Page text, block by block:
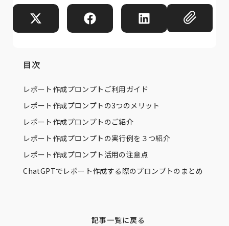
目次
レポート作成プロンプトご利用ガイド
レポート作成プロンプトの3つのメリット
レポート作成プロンプトのご紹介
レポート作成プロンプトの実行例を３つ紹介
レポート作成プロンプト活用の注意点
ChatGPTでレポート作成する際のプロンプトのまとめ
記事一覧に戻る